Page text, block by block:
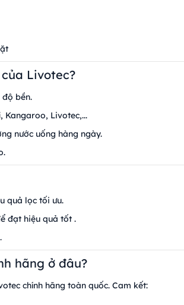
Livotec?
bền.
Kangaroo, Livotec,...
nước uống hàng ngày.
quả lọc tối ưu.
đạt hiệu quả tốt .
hãng ở đâu?
chính hãng toàn quốc. Cam kết: